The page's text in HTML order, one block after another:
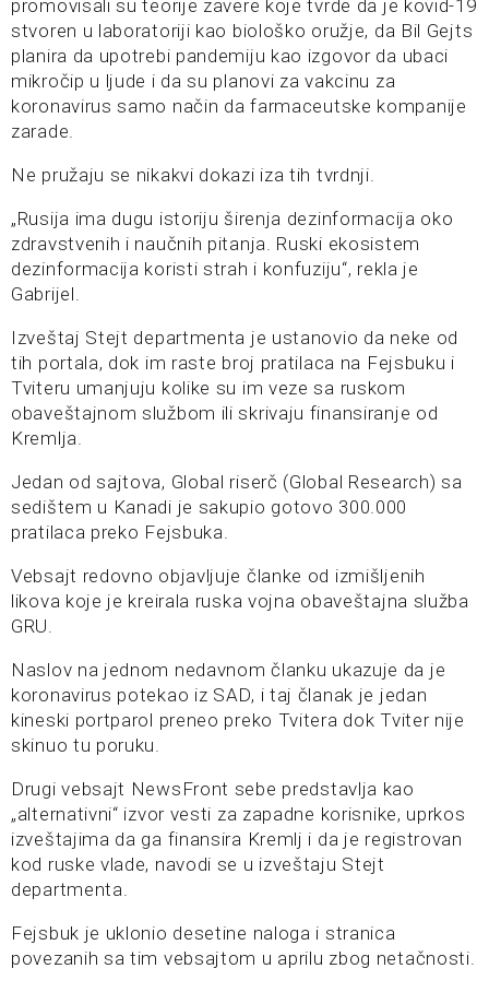
promovisali su teorije zavere koje tvrde da je kovid-19
stvoren u laboratoriji kao biološko oružje, da Bil Gejts
planira da upotrebi pandemiju kao izgovor da ubaci
mikročip u ljude i da su planovi za vakcinu za
koronavirus samo način da farmaceutske kompanije
zarade.
Ne pružaju se nikakvi dokazi iza tih tvrdnji.
„Rusija ima dugu istoriju širenja dezinformacija oko
zdravstvenih i naučnih pitanja. Ruski ekosistem
dezinformacija koristi strah i konfuziju“, rekla je
Gabrijel.
Izveštaj Stejt departmenta je ustanovio da neke od
tih portala, dok im raste broj pratilaca na Fejsbuku i
Tviteru umanjuju kolike su im veze sa ruskom
obaveštajnom službom ili skrivaju finansiranje od
Kremlja.
Jedan od sajtova, Global riserč (Global Research) sa
sedištem u Kanadi je sakupio gotovo 300.000
pratilaca preko Fejsbuka.
Vebsajt redovno objavljuje članke od izmišljenih
likova koje je kreirala ruska vojna obaveštajna služba
GRU.
Naslov na jednom nedavnom članku ukazuje da je
koronavirus potekao iz SAD, i taj članak je jedan
kineski portparol preneo preko Tvitera dok Tviter nije
skinuo tu poruku.
Drugi vebsajt NewsFront sebe predstavlja kao
„alternativni“ izvor vesti za zapadne korisnike, uprkos
izveštajima da ga finansira Kremlj i da je registrovan
kod ruske vlade, navodi se u izveštaju Stejt
departmenta.
Fejsbuk je uklonio desetine naloga i stranica
povezanih sa tim vebsajtom u aprilu zbog netačnosti.